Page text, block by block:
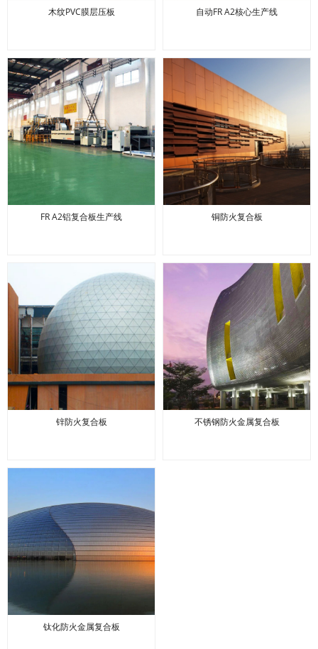
木纹PVC膜层压板 自动FR A2核心生产线
FR A2铝复合板生产线 铜防火复合板
锌防火复合板 不锈钢防火金属复合板
钛化防火金属复合板